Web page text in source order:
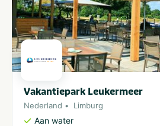
Vakantiepark Leukermeer
Nederland Limburg
Aan water